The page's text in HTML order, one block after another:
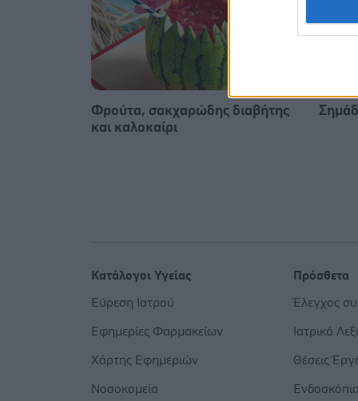
Φρούτα, σακχαρώδης διαβήτης
και καλοκαίρι
Κατάλογοι Υγείας
Εύρεση Ιατρού
Εφημερίες Φαρμακείων
Χάρτης Εφημεριών
Νοσοκομεία
Πρόσθετα
Έλεγχος
Ιατρικό
Θέσεις
Ενδοσκόπιο